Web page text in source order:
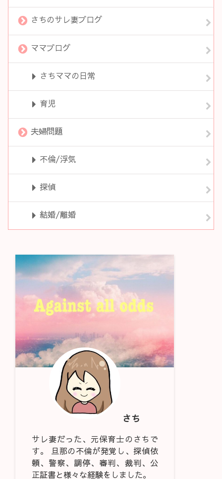
さちのサレ妻ブログ
ママブログ
さちママの日常
育児
夫婦問題
不倫/浮気
探偵
結婚/離婚
さち
サレ妻だった、元保育士のさちで
す。 旦那の不倫が発覚し、探偵依
頼、警察、調停、審判、裁判、公
正証書と様々な経験をしました。